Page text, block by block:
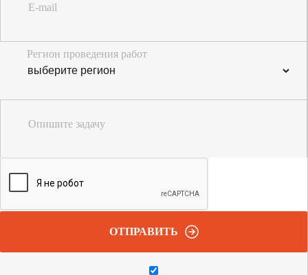
E-mail
Регион проведения работ
Опишите задачу
ОТПРАВИТЬ